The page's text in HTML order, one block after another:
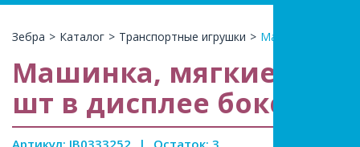
Зебра > Каталог > Транспортные игрушки > Машинка, мягкие
Машинка, мягкие
шт в дисплее боксе
Артикул: JB0333252 | Остаток: 3